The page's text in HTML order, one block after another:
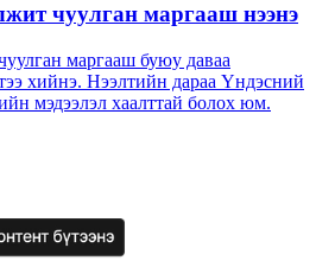
чуулган маргааш нээнэ
маргааш буюу даваа
хийнэ. Нээлтийн дараа Үндэсний
мэдээлэл хаалттай болох юм.